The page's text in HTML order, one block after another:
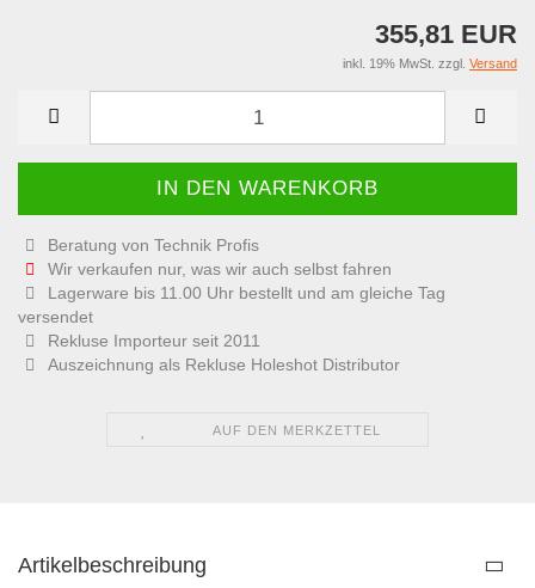
355,81 EUR
inkl. 19% MwSt. zzgl. Versand
Beratung von Technik Profis
Wir verkaufen nur, was wir auch selbst fahren
Lagerware bis 11.00 Uhr bestellt und am gleiche Tag
versendet
Rekluse Importeur seit 2011
Auszeichnung als Rekluse Holeshot Distributor
AUF DEN MERKZETTEL
Artikelbeschreibung